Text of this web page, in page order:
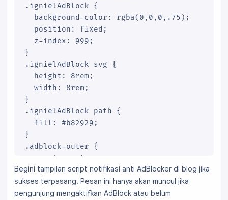
.ignielAdBlock {
  background-color: rgba(0,0,0,.75);
  position: fixed;
  z-index: 999;
}
.ignielAdBlock svg {
  height: 8rem;
  width: 8rem;
}
.ignielAdBlock path {
  fill: #b82929;
}
.adblock-outer {
  margin: auto;
  max-height: 90vh;
  max-width: 640px;
  padding: 2rem;
Begini tampilan script notifikasi anti AdBlocker di blog jika
sukses terpasang. Pesan ini hanya akan muncul jika
pengunjung mengaktifkan AdBlock atau belum